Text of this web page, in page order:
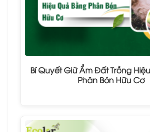
Bí Quyết Giữ Ẩm Đất Trồng
Phân Bón Hữu Cơ